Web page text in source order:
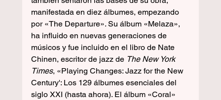
manifestada en diez álbumes, empezando
por «The Departure». Su álbum «Melaza»,
ha influido en nuevas generaciones de
músicos y fue incluido en el libro de Nate
Chinen, escritor de jazz de The New York
Times, «Playing Changes: Jazz for the New
Century': Los 129 álbumes esenciales del
siglo XXI (hasta ahora). El álbum «Coral»